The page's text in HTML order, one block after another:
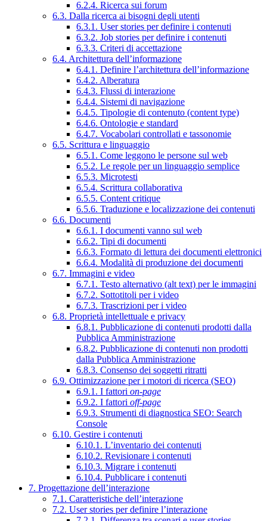
6.2.4. Ricerca sui forum
6.3. Dalla ricerca ai bisogni degli utenti
6.3.1. User stories per definire i contenuti
6.3.2. Job stories per definire i contenuti
6.3.3. Criteri di accettazione
6.4. Architettura dell’informazione
6.4.1. Definire l’architettura dell’informazione
6.4.2. Alberatura
6.4.3. Flussi di interazione
6.4.4. Sistemi di navigazione
6.4.5. Tipologie di contenuto (content type)
6.4.6. Ontologie e standard
6.4.7. Vocabolari controllati e tassonomie
6.5. Scrittura e linguaggio
6.5.1. Come leggono le persone sul web
6.5.2. Le regole per un linguaggio semplice
6.5.3. Microtesti
6.5.4. Scrittura collaborativa
6.5.5. Content critique
6.5.6. Traduzione e localizzazione dei contenuti
6.6. Documenti
6.6.1. I documenti vanno sul web
6.6.2. Tipi di documenti
6.6.3. Formato di lettura dei documenti elettronici
6.6.4. Modalità di produzione dei documenti
6.7. Immagini e video
6.7.1. Testo alternativo (alt text) per le immagini
6.7.2. Sottotitoli per i video
6.7.3. Trascrizioni per i video
6.8. Proprietà intellettuale e privacy
6.8.1. Pubblicazione di contenuti prodotti dalla
Pubblica Amministrazione
6.8.2. Pubblicazione di contenuti non prodotti
dalla Pubblica Amministrazione
6.8.3. Consenso dei soggetti ritratti
6.9. Ottimizzazione per i motori di ricerca (SEO)
6.9.1. I fattori on-page
6.9.2. I fattori off-page
6.9.3. Strumenti di diagnostica SEO: Search
Console
6.10. Gestire i contenuti
6.10.1. L’inventario dei contenuti
6.10.2. Revisionare i contenuti
6.10.3. Migrare i contenuti
6.10.4. Pubblicare i contenuti
7. Progettazione dell’interazione
7.1. Caratteristiche dell’interazione
7.2. User stories per definire l’interazione